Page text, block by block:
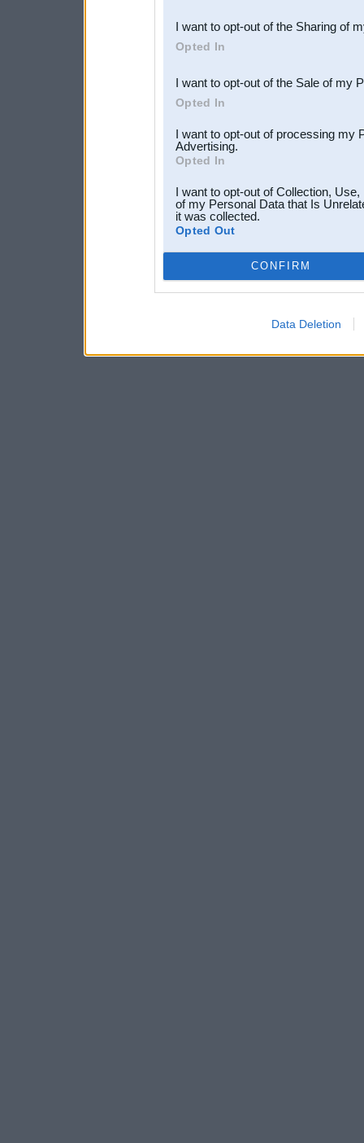
Downstream Participants
third parties.
I want to opt-out of the Sharing of
Opted In
I want to opt-out of the Sale of my
Opted In
I want to opt-out of processing my
Advertising.
Opted In
I want to opt-out of Collection,
of my Personal Data that Is
it was collected.
Opted Out
CONFIRM
Data Deletion